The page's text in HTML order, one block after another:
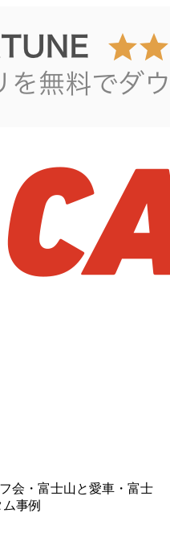
会・富士山と愛車・富士
事例